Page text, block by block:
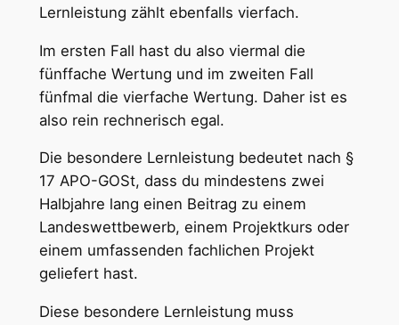
Lernleistung zählt ebenfalls vierfach.
Im ersten Fall hast du also viermal die
fünffache Wertung und im zweiten Fall
fünfmal die vierfache Wertung. Daher ist es
also rein rechnerisch egal.
Die besondere Lernleistung bedeutet nach §
17 APO-GOSt, dass du mindestens zwei
Halbjahre lang einen Beitrag zu einem
Landeswettbewerb, einem Projektkurs oder
einem umfassenden fachlichen Projekt
geliefert hast.
Diese besondere Lernleistung muss